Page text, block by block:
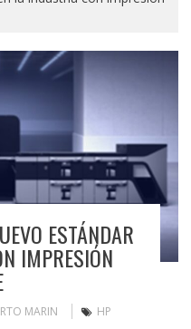
ESTÁNDAR
IMPRESIÓN
MARIN HP